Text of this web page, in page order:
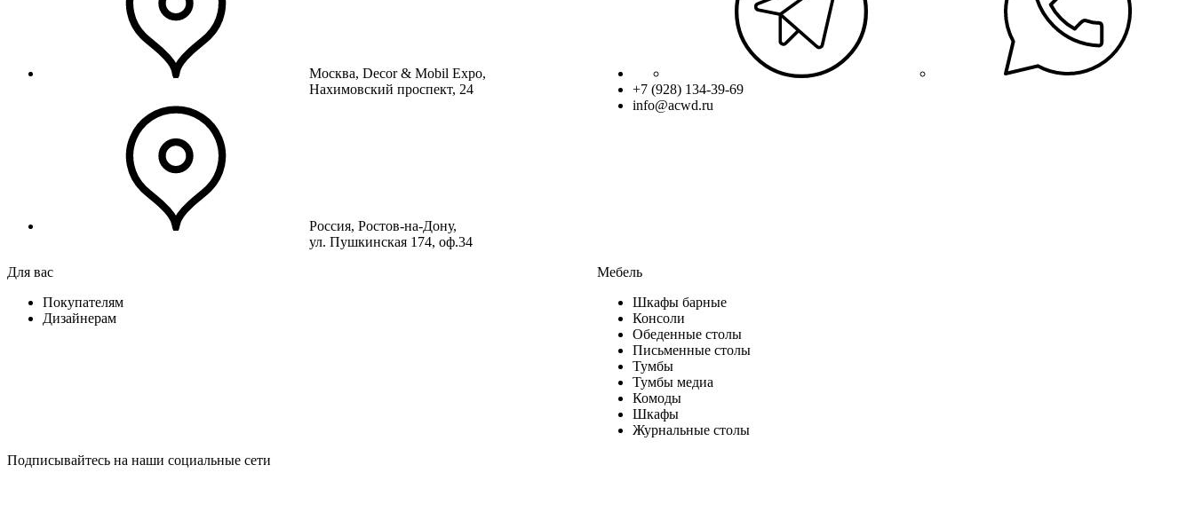
+7 (928) 134-39-69
info@acwd.ru
Москва, Decor & Mobil Expo,
Нахимовский проспект, 24
Россия, Ростов-на-Дону,
ул. Пушкинская 174, оф.34
Мебель
Шкафы барные
Консоли
Обеденные столы
Письменные столы
Тумбы
Тумбы медиа
Комоды
Шкафы
Журнальные столы
Для вас
Покупателям
Дизайнерам
Подписывайтесь на наши социальные сети